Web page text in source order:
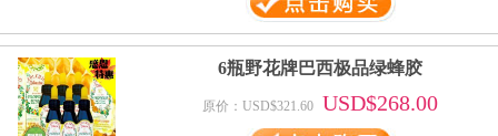
6瓶野花牌巴西极品绿蜂胶
原价：USD$321.60 USD$268.00